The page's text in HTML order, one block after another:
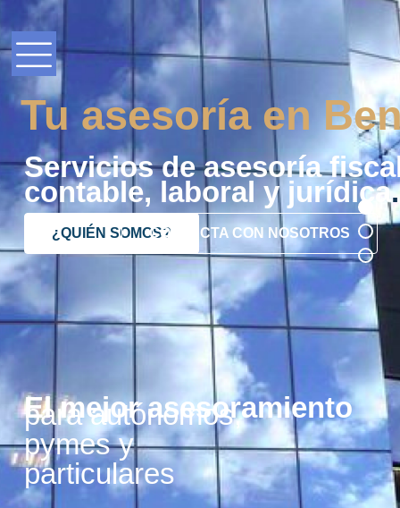
Tu asesoría en
Servicios de asesoría
contable, laboral y jurídica.
¿QUIÉN SOMOS?CONTACTA CON NOSOTROS
El mejor asesoramiento
para autónomos,
pymes y
particulares